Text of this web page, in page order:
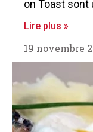
on Toast sont
Lire plus »
19 novembre